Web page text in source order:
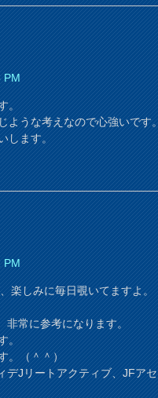
PM
。
ような考えなので心強いです
します。
PM
楽しみに毎日覗いてますよ。
非常に参考になります。
。
。（＾＾）
デJリートアクティブ、JFア